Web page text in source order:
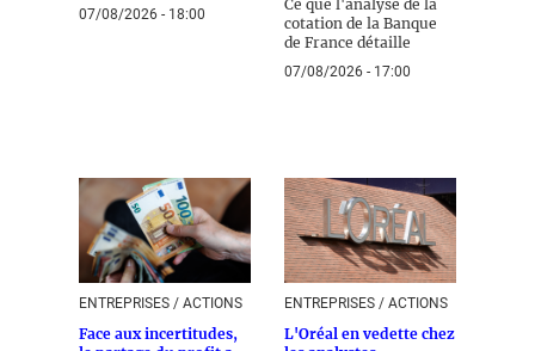
07/08/2026 - 18:00
Ce que l'analyse de la
cotation de la Banque
de France détaille
07/08/2026 - 17:00
ENTREPRISES / ACTIONS
Face aux incertitudes,
ENTREPRISES / ACTIONS
L'Oréal en vedette chez